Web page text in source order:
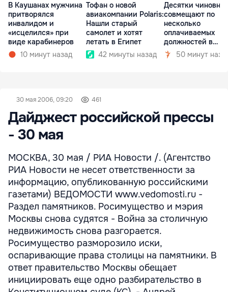
В Каушанах мужчина
притворялся
инвалидом и
«исцелился» при
виде карабинеров
10 минут назад
Тофан о новой
авиакомпании Polaris:
Нашли старый
самолет и хотят
летать в Египет
42 минуты назад
Десятки
совмещают по
несколько
оплачиваемых
должностей в
госкомпаниях
50 минут
30 мая 2006, 09:20 461
Дайджест российской прессы
- 30 мая
МОСКВА, 30 мая / РИА Новости /. (Агентство
РИА Новости не несет ответственности за
информацию, опубликованную российскими
газетами) ВЕДОМОСТИ www.vedomosti.ru -
Раздел памятников. Росимущество и мэрия
Москвы снова судятся - Война за столичную
недвижимость снова разгорается.
Росимущество разморозило иски,
оспаривающие права столицы на памятники. В
ответ правительство Москвы обещает
инициировать еще одно разбирательство в